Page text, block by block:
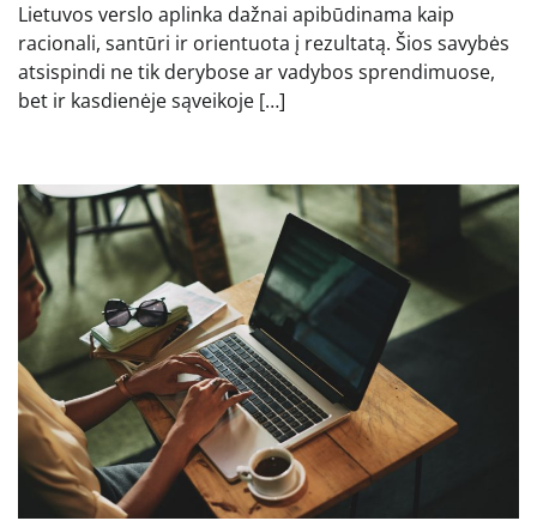
Lietuvos verslo aplinka dažnai apibūdinama kaip
racionali, santūri ir orientuota į rezultatą. Šios savybės
atsispindi ne tik derybose ar vadybos sprendimuose,
bet ir kasdienėje sąveikoje […]